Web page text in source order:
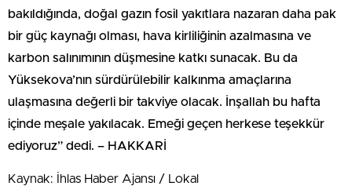
bakıldığında, doğal gazın fosil yakıtlara nazaran daha pak
bir güç kaynağı olması, hava kirliliğinin azalmasına ve
karbon salınımının düşmesine katkı sunacak. Bu da
Yüksekova’nın sürdürülebilir kalkınma amaçlarına
ulaşmasına değerli bir takviye olacak. İnşallah bu hafta
içinde meşale yakılacak. Emeği geçen herkese teşekkür
ediyoruz” dedi. – HAKKARİ
Kaynak: İhlas Haber Ajansı / Lokal